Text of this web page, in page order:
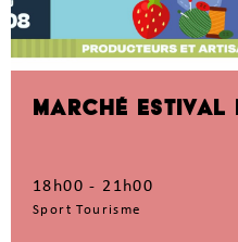
MARCHÉ ESTIVAL
18h00 - 21h00
Sport Tourisme